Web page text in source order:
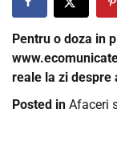
Pentru o doza in
reale la zi despre
Posted in Afaceri